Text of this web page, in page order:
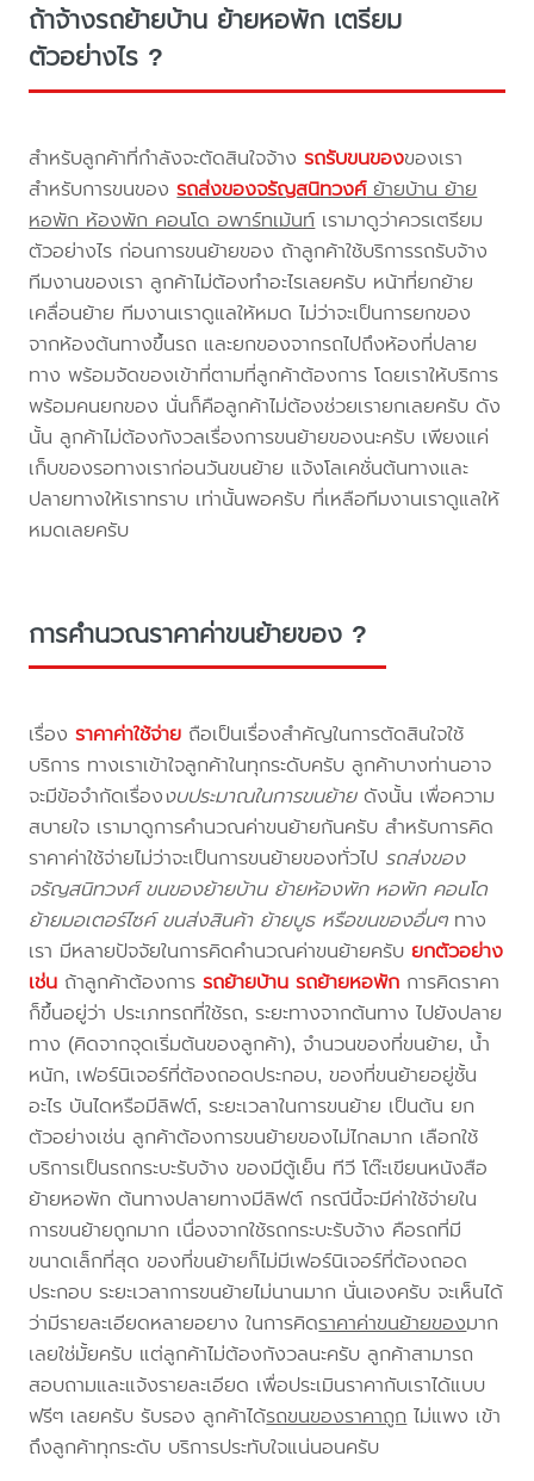
ถ้าจ้างรถย้ายบ้าน ย้ายหอพัก เตรียม
ตัวอย่างไร ?
สำหรับลูกค้าที่กำลังจะตัดสินใจจ้างรถรับขนของของเรา
สำหรับการขนของรถส่งของจรัญสนิทวงศ์ย้ายบ้าน ย้าย
หอพัก ห้องพัก คอนโด อพาร์ทเม้นท์เรามาดูว่าควรเตรียม
ตัวอย่างไร ก่อนการขนย้ายของ ถ้าลูกค้าใช้บริการรถรับจ้าง
ทีมงานของเรา ลูกค้าไม่ต้องทำอะไรเลยครับ หน้าที่ยกย้าย
เคลื่อนย้าย ทีมงานเราดูแลให้หมด ไม่ว่าจะเป็นการยกของ
จากห้องต้นทางขึ้นรถ และยกของจากรถไปถึงห้องที่ปลาย
ทาง พร้อมจัดของเข้าที่ตามที่ลูกค้าต้องการ โดยเราให้บริการ
พร้อมคนยกของ นั่นก็คือลูกค้าไม่ต้องช่วยเรายกเลยครับ ดัง
นั้น ลูกค้าไม่ต้องกังวลเรื่องการขนย้ายของนะครับ เพียงแค่
เก็บของรอทางเราก่อนวันขนย้าย แจ้งโลเคชั่นต้นทางและ
ปลายทางให้เราทราบ เท่านั้นพอครับ ที่เหลือทีมงานเราดูแลให้
หมดเลยครับ
การคำนวณราคาค่าขนย้ายของ ?
เรื่องราคาค่าใช้จ่าย ถือเป็นเรื่องสำคัญในการตัดสินใจใช้
บริการ ทางเราเข้าใจลูกค้าในทุกระดับครับ ลูกค้าบางท่านอาจ
จะมีข้อจำกัดเรื่องงบประมาณในการขนย้ายดังนั้น เพื่อความ
สบายใจ เรามาดูการคำนวณค่าขนย้ายกันครับ สำหรับการคิด
ราคาค่าใช้จ่ายไม่ว่าจะเป็นการขนย้ายของทั่วไป รถส่งของ
จรัญสนิทวงศ์ ขนของย้ายบ้าน ย้ายห้องพัก หอพัก คอนโด
ย้ายมอเตอร์ไซค์ ขนส่งสินค้า ย้ายบูธ หรือขนของอื่นๆทาง
เรา มีหลายปัจจัยในการคิดคำนวณค่าขนย้ายครับยกตัวอย่าง
เช่น ถ้าลูกค้าต้องการรถย้ายบ้าน รถย้ายหอพัก การคิดราคา
ก็ขึ้นอยู่ว่า ประเภทรถที่ใช้รถ, ระยะทางจากต้นทาง ไปยังปลาย
ทาง (คิดจากจุดเริ่มต้นของลูกค้า), จำนวนของที่ขนย้าย, น้ำ
หนัก, เฟอร์นิเจอร์ที่ต้องถอดประกอบ, ของที่ขนย้ายอยู่ชั้น
อะไร บันไดหรือมีลิฟต์, ระยะเวลาในการขนย้าย เป็นต้น ยก
ตัวอย่างเช่น ลูกค้าต้องการขนย้ายของไม่ไกลมาก เลือกใช้
บริการเป็นรถกระบะรับจ้าง ของมีตู้เย็น ทีวี โต๊ะเขียนหนังสือ
ย้ายหอพัก ต้นทางปลายทางมีลิฟต์ กรณีนี้จะมีค่าใช้จ่ายใน
การขนย้ายถูกมาก เนื่องจากใช้รถกระบะรับจ้าง คือรถที่มี
ขนาดเล็กที่สุด ของที่ขนย้ายก็ไม่มีเฟอร์นิเจอร์ที่ต้องถอด
ประกอบ ระยะเวลาการขนย้ายไม่นานมาก นั่นเองครับ จะเห็นได้
ว่ามีรายละเอียดหลายอยาง ในการคิดราคาค่าขนย้ายของมาก
เลยใช่มั้ยครับ แต่ลูกค้าไม่ต้องกังวลนะครับ ลูกค้าสามารถ
สอบถามและแจ้งรายละเอียด เพื่อประเมินราคากับเราได้แบบ
ฟรีๆ เลยครับ รับรอง ลูกค้าได้รถขนของราคาถูกไม่แพง เข้า
ถึงลูกค้าทุกระดับ บริการประทับใจแน่นอนครับ